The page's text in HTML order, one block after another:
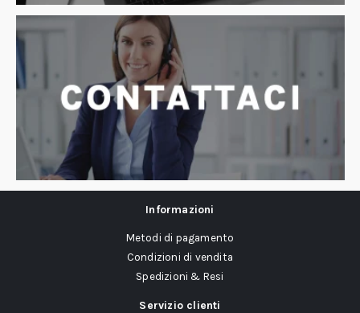
Informazioni
Metodi di pagamento
Condizioni di vendita
Spedizioni & Resi
Servizio clienti